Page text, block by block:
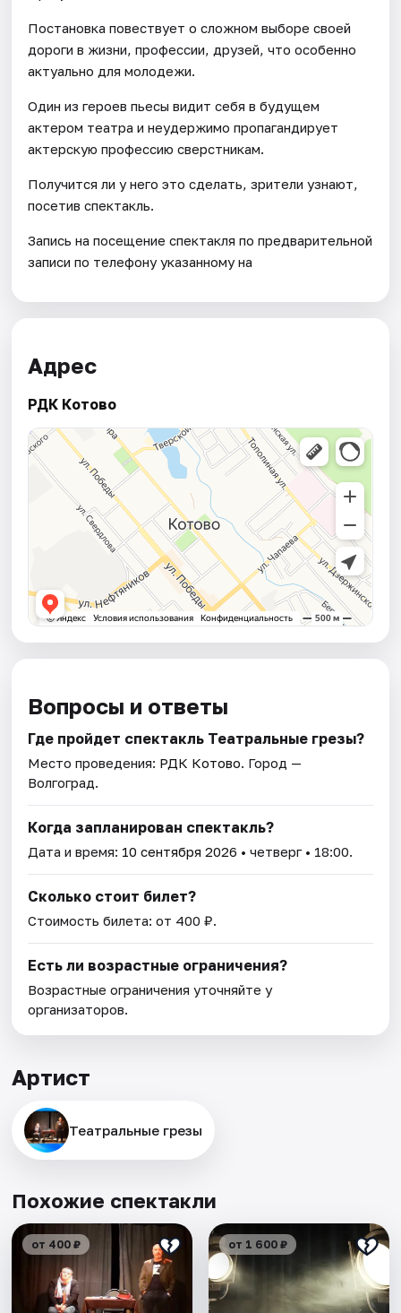
Постановка повествует о сложном выборе своей
дороги в жизни, профессии, друзей, что особенно
актуально для молодежи.
Один из героев пьесы видит себя в будущем
актером театра и неудержимо пропагандирует
актерскую профессию сверстникам.
Получится ли у него это сделать, зрители узнают,
посетив спектакль.
Запись на посещение спектакля по предварительной
записи по телефону указанному на
Адрес
РДК Котово
Вопросы и ответы
Где пройдет спектакль Театральные грезы?
Место проведения: РДК Котово. Город —
Волгоград.
Когда запланирован спектакль?
Дата и время: 10 сентября 2026 • четверг • 18:00.
Сколько стоит билет?
Стоимость билета: от 400 ₽.
Есть ли возрастные ограничения?
Возрастные ограничения уточняйте у
организаторов.
Артист
Театральные грезы
Похожие спектакли
от 400 ₽ от 1 600 ₽